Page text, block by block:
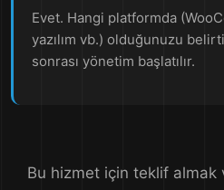
Evet. Hangi platformda
yazılım vb.) olduğunuzu
sonrası yönetim başlatılır.
Bu hizmet için teklif almak